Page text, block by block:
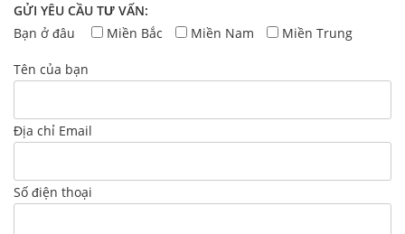
GỬI YÊU CẦU TƯ VẤN:
Bạn ở đâu
Miền Bắc Miền Nam Miền Trung
Tên của bạn
Địa chỉ Email
Số điện thoại